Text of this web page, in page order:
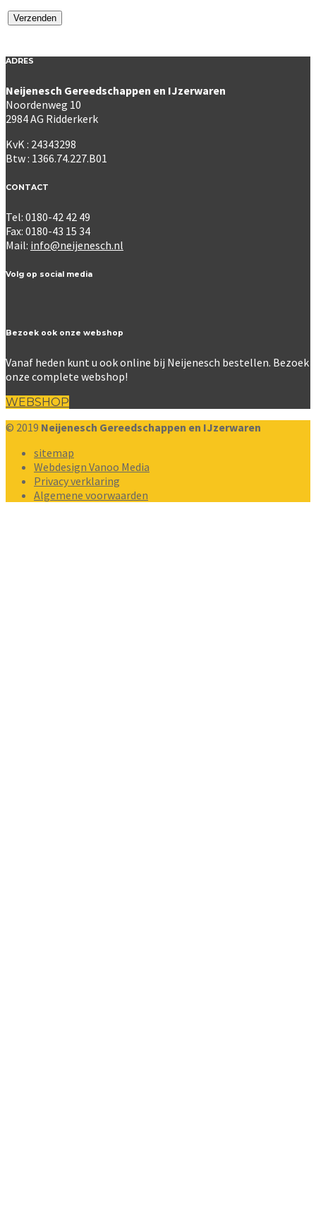
ADRES
Neijenesch Gereedschappen en IJzerwaren
Noordenweg 10
2984 AG Ridderkerk
KvK : 24343298
Btw : 1366.74.227.B01
CONTACT
Tel: 0180-42 42 49
Fax: 0180-43 15 34
Mail: info@neijenesch.nl
Volg op social media
Bezoek ook onze webshop
Vanaf heden kunt u ook online bij Neijenesch bestellen. Bezoek
onze complete webshop!
WEBSHOP
© 2019 Neijenesch Gereedschappen en IJzerwaren
sitemap
Webdesign Vanoo Media
Privacy verklaring
Algemene voorwaarden